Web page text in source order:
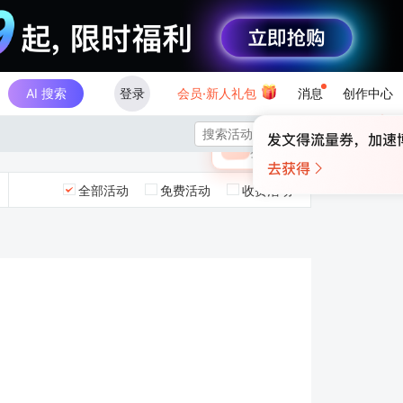
AI 搜索 登录 会员·新人礼包 消息 创作中心
×
🎁 未登录
登录领取最高

全部活动 免费活动 收费活动